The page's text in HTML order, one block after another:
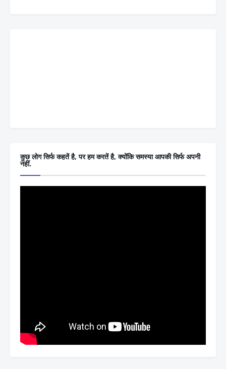
कुछ लोग सिर्फ कहतें है, पर हम करतें है, क्योंकि समस्या आपकी सिर्फ अपनी
नहीं.